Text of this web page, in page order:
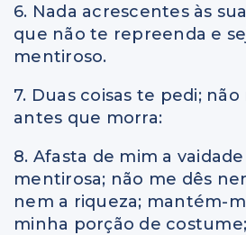
6. Nada acrescentes às
que não te repreenda e
mentiroso.
7. Duas coisas te pedi;
antes que morra:
8. Afasta de mim a
mentirosa; não me dês
nem a riqueza; mantém-
minha porção de costume;